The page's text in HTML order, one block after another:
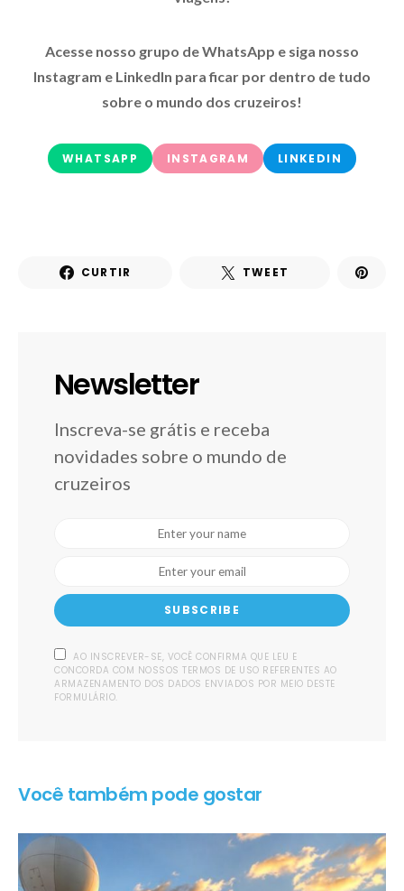
Acesse nosso grupo de WhatsApp e siga nosso
Instagram e LinkedIn para ficar por dentro de tudo
sobre o mundo dos cruzeiros!
WHATSAPP INSTAGRAM LINKEDIN
CURTIR TWEET
Newsletter
Inscreva-se grátis e receba
novidades sobre o mundo de
cruzeiros
SUBSCRIBE
AO INSCREVER-SE, VOCÊ CONFIRMA QUE LEU E
CONCORDA COM NOSSOS TERMOS DE USO REFERENTES AO
ARMAZENAMENTO DOS DADOS ENVIADOS POR MEIO DESTE
FORMULÁRIO.
Você também pode gostar